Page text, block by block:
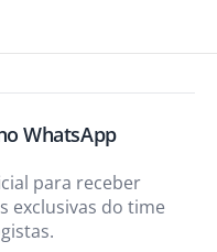
WhatsApp
para receber
exclusivas do time